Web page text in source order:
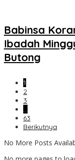
Babinsa
Ibadah
Butong
1
2
3
…
63
Berikutnya
No More Posts